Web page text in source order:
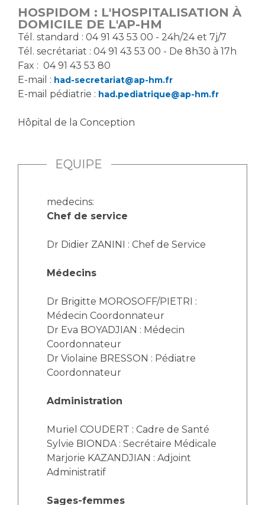
Vous allez être hospitalisé(e)
Vous avez un examen d'imagerie ou de radiologie
à réaliser
Vous avez une analyse à réaliser
Vous venez en consultation
myaphm, votre espace santé en ligne
Infos COVID-19
Laïcité et cultes
Les associations
Salon des familles
Vos droits, vos devoirs
Handicap
Handi 13
Pôle Médecine Physique et Réadaptation
Charte Romain Jacob
Activité physique
Emplois administratifs
Emplois médicaux
Espace Formation
Étudiants hospitaliers
Emplois techniques et médico-techniques
Emplois divers
Emplois socio-éducatifs
Chercheurs
Les structures de recherche
Plateforme des internes
Professionnels de santé
Réseaux de soins
Adresser un examen au Laboratoire de Biologie
Médicale
Radiologie / Imagerie
HOSPIDOM : L'HOSPITALISATION À
DOMICILE DE L'AP-HM
Tél. standard : 04 91 43 53 00 - 24h/24 et 7j/7
Tél. secrétariat : 04 91 43 53 00 - De 8h30 à 17h
Fax : 04 91 43 53 80
E-mail : had-secretariat@ap-hm.fr
E-mail pédiatrie : had.pediatrique@ap-hm.fr
Hôpital de la Conception
EQUIPE
medecins:
Chef de service
Dr Didier ZANINI : Chef de Service
Médecins
Dr Brigitte MOROSOFF/PIETRI :
Médecin Coordonnateur
Dr Eva BOYADJIAN : Médecin
Coordonnateur
Dr Violaine BRESSON : Pédiatre
Coordonnateur
Administration
Muriel COUDERT : Cadre de Santé
Sylvie BIONDA : Secrétaire Médicale
Marjorie KAZANDJIAN : Adjoint
Administratif
Sages-femmes